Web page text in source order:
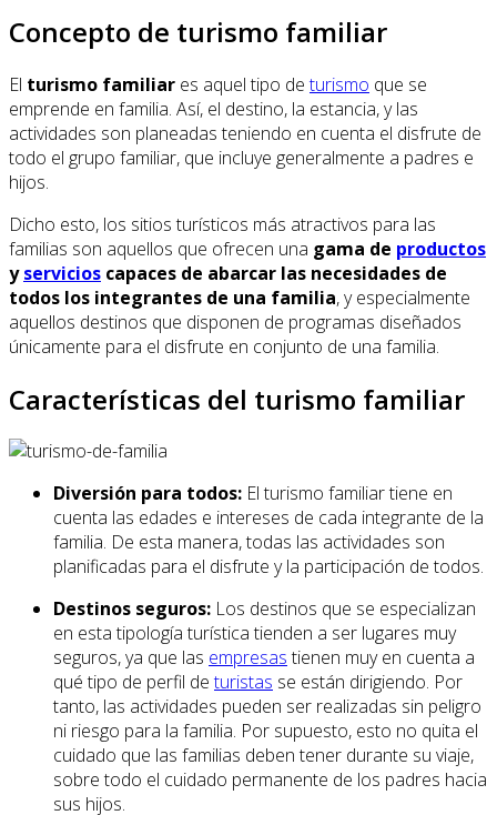
Concepto de turismo familiar
El turismo familiar es aquel tipo deturismo que se
emprende en familia. Así, el destino, la estancia, y las
actividades son planeadas teniendo en cuenta el disfrute de
todo el grupo familiar, que incluye generalmente a padres e
hijos.
Dicho esto, los sitios turísticos más atractivos para las
familias son aquellos que ofrecen una gama de productos
yservicios capaces de abarcar las necesidades de
todos los integrantes de una familia, y especialmente
aquellos destinos que disponen de programas diseñados
únicamente para el disfrute en conjunto de una familia.
Características del turismo familiar
Diversión para todos: El turismo familiar tiene en
cuenta las edades e intereses de cada integrante de la
familia. De esta manera, todas las actividades son
planificadas para el disfrute y la participación de todos.
Destinos seguros: Los destinos que se especializan
en esta tipología turística tienden a ser lugares muy
seguros, ya que las empresastienen muy en cuenta a
qué tipo de perfil deturistas se están dirigiendo. Por
tanto, las actividades pueden ser realizadas sin peligro
ni riesgo para la familia. Por supuesto, esto no quita el
cuidado que las familias deben tener durante su viaje,
sobre todo el cuidado permanente de los padres hacia
sus hijos.